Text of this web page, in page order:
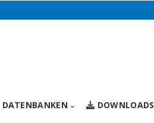
DATENBANKEN DOWNLOADS